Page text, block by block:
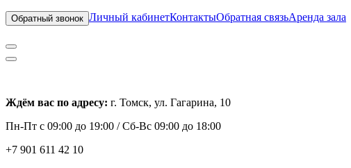
Обратный звонок Личный кабинетКонтактыОбратная связьАренда зала
Ждём вас по адресу: г. Томск, ул. Гагарина, 10
Пн-Пт с 09:00 до 19:00 /Сб-Вс 09:00 до 18:00
+7 901 611 42 10